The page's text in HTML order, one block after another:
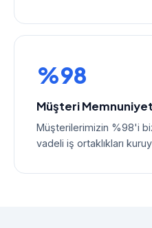
%98
Müşteri
Müşterilerimizin %98'i
vadeli iş ortaklıkları